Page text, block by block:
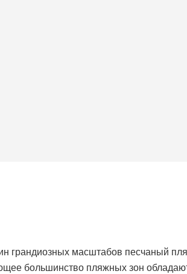
грандиозных масштабов песчаный
большинство пляжных зон